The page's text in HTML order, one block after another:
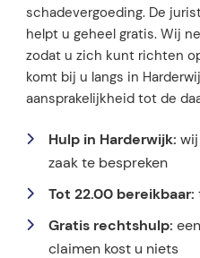
schadevergoeding. De
helpt u geheel gratis. Wij
zodat u zich kunt richten
komt bij u langs in
aansprakelijkheid tot de
Hulp in Harderwijk:
zaak te bespreken
Tot 22.00 bereikbaar:
Gratis rechtshulp:
claimen kost u niets